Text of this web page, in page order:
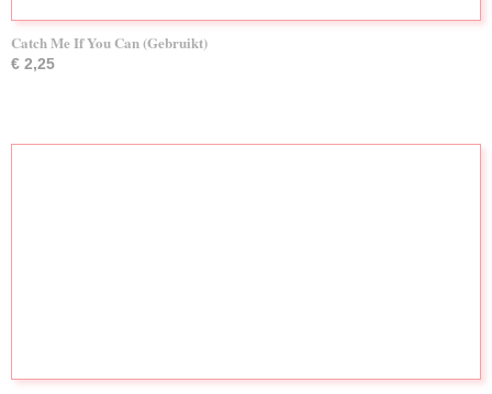
Catch Me If You Can (Gebruikt)
€ 2,25